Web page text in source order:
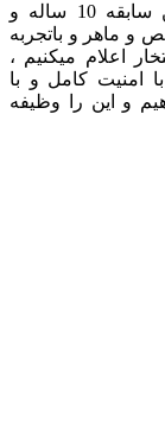
ما در بازرگانی تجارت گستر رایان با داشتن سابقه 10 ساله و
و ماهر و باتجربه
اعلام میکنیم ،
امنیت کامل و با
و این را وظیفه